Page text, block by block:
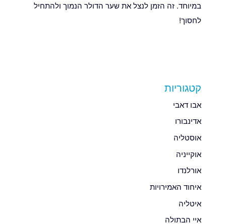
במיוחד. זה הזמן לנצל את שער הדולר הנמוך ולהתחיל
לחסוך!
קטגוריות
אבו דאבי
אדינבורו
אוסטליה
אוקייניה
אורלנדו
איחוד האמירויות
איטליה
איי הבתולה